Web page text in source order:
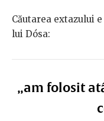
Căutarea extazului
lui Dósa:
„am folosit